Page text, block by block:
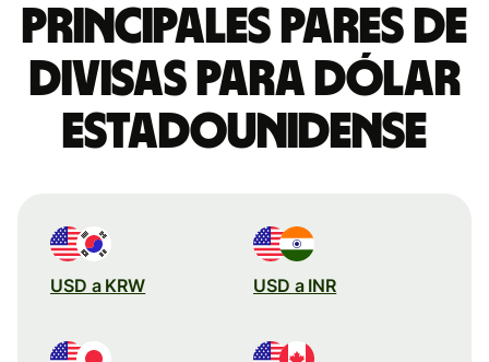
Principales pares de
divisas para dólar
estadounidense
USD a KRW USD a INR